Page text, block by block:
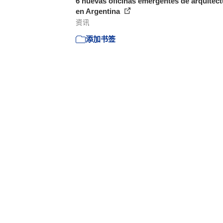
en Argentina
资讯
添加书签